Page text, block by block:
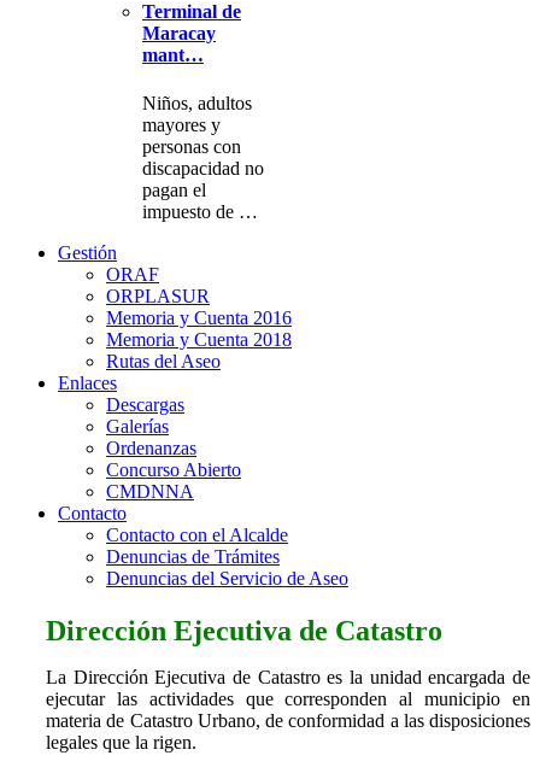
Terminal de
Maracay
mant…
Niños, adultos
mayores y
personas con
discapacidad no
pagan el
impuesto de …
Gestión
ORAF
ORPLASUR
Memoria y Cuenta 2016
Memoria y Cuenta 2018
Rutas del Aseo
Enlaces
Descargas
Galerías
Ordenanzas
Concurso Abierto
CMDNNA
Contacto
Contacto con el Alcalde
Denuncias de Trámites
Denuncias del Servicio de Aseo
Dirección Ejecutiva de Catastro
La Dirección Ejecutiva de Catastro es la unidad encargada de
ejecutar las actividades que corresponden al municipio en
materia de Catastro Urbano, de conformidad a las disposiciones
legales que la rigen.